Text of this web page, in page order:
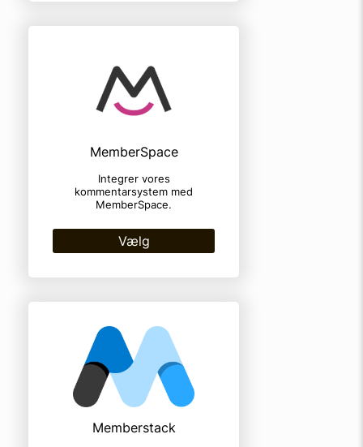
MemberSpace
Integrer vores
kommentarsystem med
MemberSpace.
Vælg
Memberstack